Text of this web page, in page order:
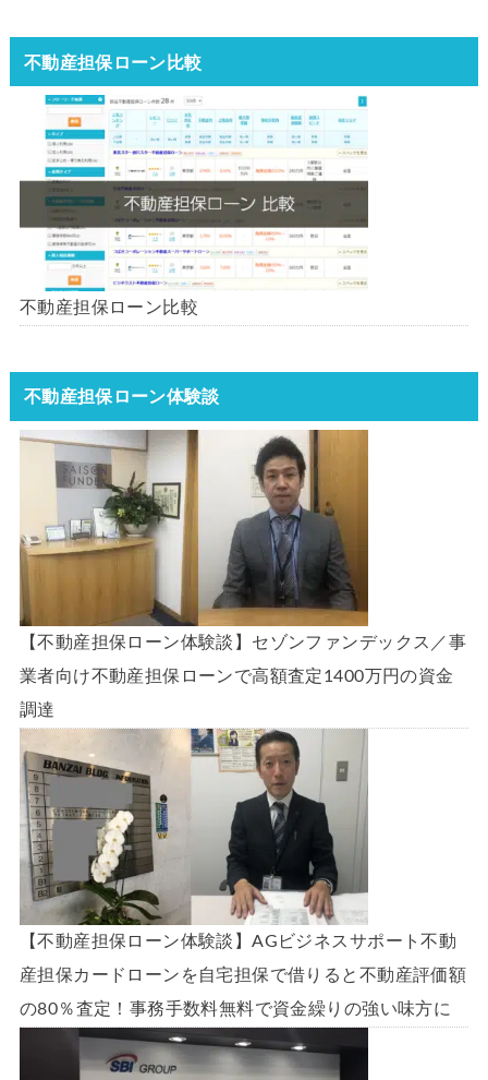
不動産担保ローン比較
不動産担保ローン比較
不動産担保ローン体験談
【不動産担保ローン体験談】セゾンファンデックス／事
業者向け不動産担保ローンで高額査定1400万円の資金
調達
【不動産担保ローン体験談】AGビジネスサポート不動
産担保カードローンを自宅担保で借りると不動産評価額
の80％査定！事務手数料無料で資金繰りの強い味方に